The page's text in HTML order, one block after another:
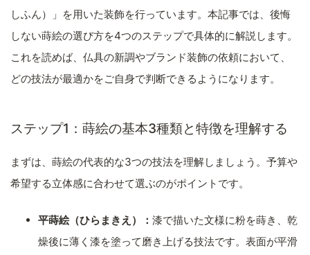
しふん）」を用いた装飾を行っています。本記事では、後悔
しない蒔絵の選び方を4つのステップで具体的に解説します。
これを読めば、仏具の新調やブランド装飾の依頼において、
どの技法が最適かをご自身で判断できるようになります。
ステップ1：蒔絵の基本3種類と特徴を理解する
まずは、蒔絵の代表的な3つの技法を理解しましょう。予算や
希望する立体感に合わせて選ぶのがポイントです。
平蒔絵（ひらまきえ）： 漆で描いた文様に粉を蒔き、乾
燥後に薄く漆を塗って磨き上げる技法です。表面が平滑